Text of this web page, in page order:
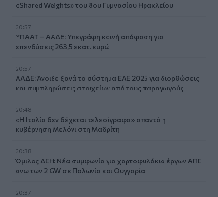
«Shared Weights» του 8ου Γυμνασίου Ηρακλείου
20:57
ΥΠΑΑΤ – ΑΑΔΕ: Υπεγράφη κοινή απόφαση για
επενδύσεις 263,5 εκατ. ευρώ
20:57
ΑΑΔΕ: Άνοιξε ξανά το σύστημα ΕΑΕ 2025 για διορθώσεις
και συμπληρώσεις στοιχείων από τους παραγωγούς
20:48
«Η Ιταλία δεν δέχεται τελεσίγραφα» απαντά η
κυβέρνηση Μελόνι στη Μαδρίτη
20:38
Όμιλος ΔΕΗ: Νέα συμφωνία για χαρτοφυλάκιο έργων ΑΠΕ
άνω των 2 GW σε Πολωνία και Ουγγαρία
20:37